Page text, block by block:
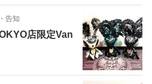
告知
店限定Van